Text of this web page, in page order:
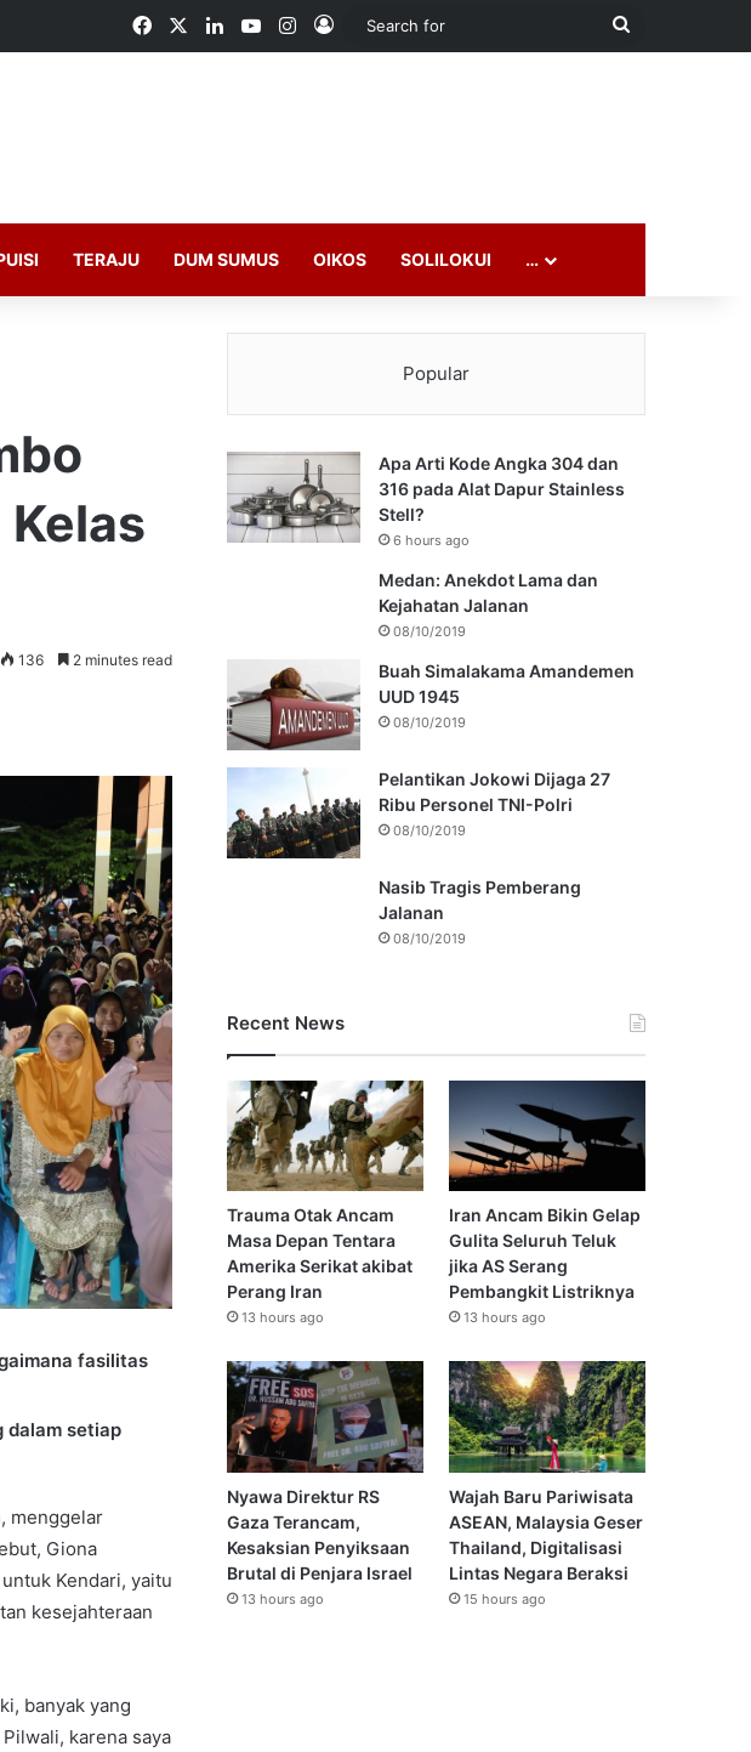
FacebookLinkedInYouTubeInstagram
Log In
Search
TERAJU DUM SUMUS OIKOS SOLILOKUI …
136 2 minutes read
fasilitas
dalam setiap
menggelar
Giona
Kendari, yaitu
kesejahteraan
banyak yang
karena saya
Popular
Apa Arti Kode Angka 304 dan
316 pada Alat Dapur Stainless
Stell?
6 hours ago
Medan: Anekdot Lama dan
Kejahatan Jalanan
08/10/2019
Buah Simalakama Amandemen
UUD 1945
08/10/2019
Pelantikan Jokowi Dijaga 27
Ribu Personel TNI-Polri
08/10/2019
Nasib Tragis Pemberang
Jalanan
08/10/2019
Recent News
Trauma Otak Ancam
Masa Depan Tentara
Amerika Serikat akibat
Perang Iran
13 hours ago
Iran Ancam Bikin Gelap
Gulita Seluruh Teluk
jika AS Serang
Pembangkit Listriknya
13 hours ago
Nyawa Direktur RS
Gaza Terancam,
Kesaksian Penyiksaan
Brutal di Penjara Israel
13 hours ago
Wajah Baru Pariwisata
ASEAN, Malaysia Geser
Thailand, Digitalisasi
Lintas Negara Beraksi
15 hours ago